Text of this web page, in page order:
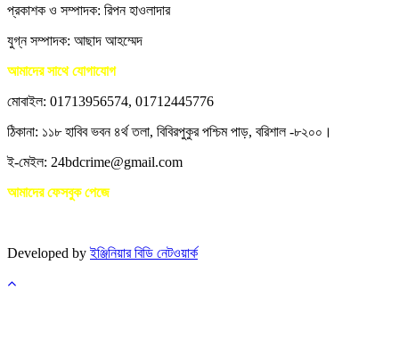
প্রকাশক ও সম্পাদক: রিপন হাওলাদার
যুগ্ন সম্পাদক: আছাদ আহম্মেদ
আমাদের সাথে যোগাযোগ
মোবাইল: 01713956574, 01712445776
ঠিকানা: ১১৮ হাবিব ভবন ৪র্থ তলা, বিবিরপুকুর পশ্চিম পাড়, বরিশাল -৮২০০।
ই-মেইল: 24bdcrime@gmail.com
আমাদের ফেসবুক পেজে
Developed byইঞ্জিনিয়ার বিডি নেটওয়ার্ক